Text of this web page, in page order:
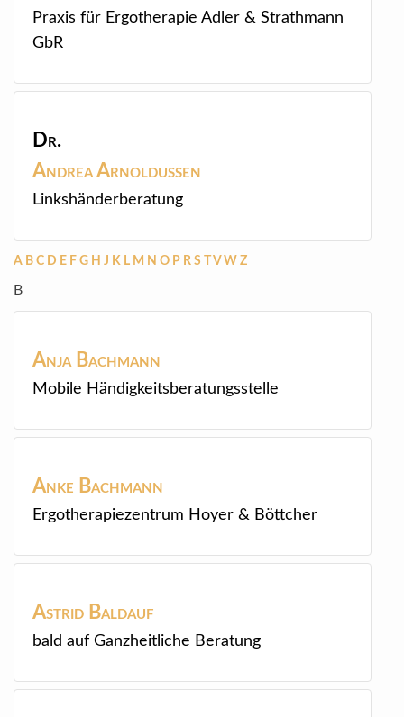
Praxis für Ergotherapie Adler & Strathmann
GbR
Dr.
AndreaArnoldussen
Linkshänderberatung
A B C D E F G H J K L M N O P R S TV W Z
B
Anja Bachmann
Mobile Händigkeitsberatungsstelle
Anke Bachmann
Ergotherapiezentrum Hoyer & Böttcher
Astrid Baldauf
bald auf Ganzheitliche Beratung